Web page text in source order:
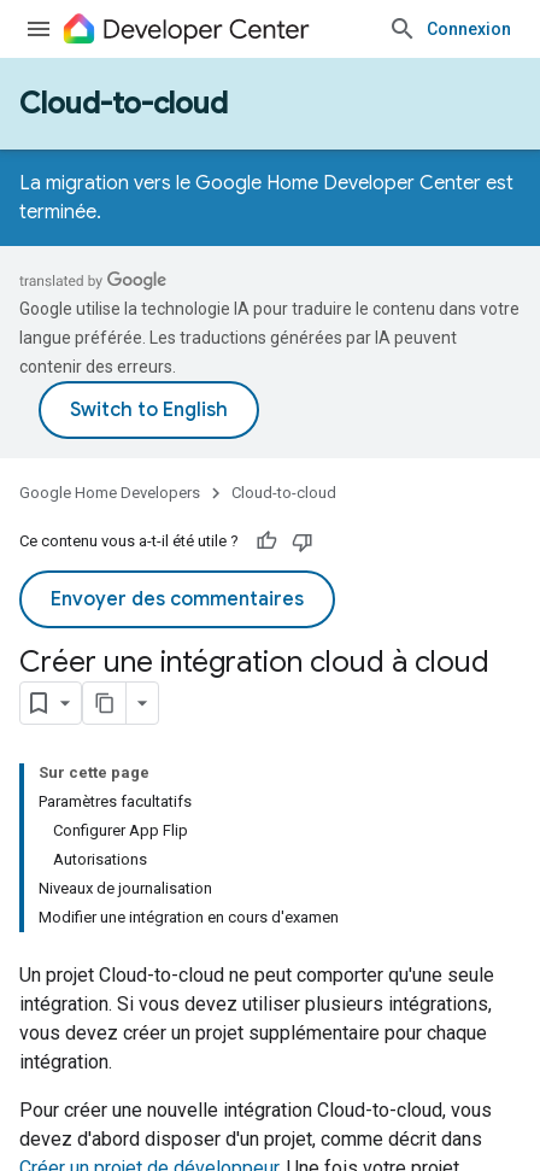
Connexion
Cloud-to-cloud
La migration vers le Google Home Developer Center est
terminée.
Google utilise la technologie IA pour traduire le contenu dans votre
langue préférée. Les traductions générées par IA peuvent
contenir des erreurs.
Google Home Developers Cloud-to-cloud
Ce contenu vous a-t-il été utile ?
Envoyer des commentaires
Créer une intégration cloud à cloud
Sur cette page
Paramètres facultatifs
Configurer App Flip
Autorisations
Niveaux de journalisation
Modifier une intégration en cours d'examen
Un projet Cloud-to-cloud ne peut comporter qu'une seule
intégration. Si vous devez utiliser plusieurs intégrations,
vous devez créer un projet supplémentaire pour chaque
intégration.
Pour créer une nouvelle intégration Cloud-to-cloud, vous
devez d'abord disposer d'un projet, comme décrit dans